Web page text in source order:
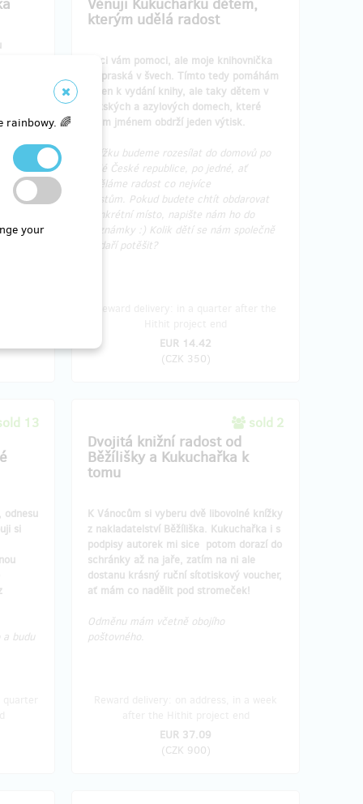
rainbowy. 🌈
your
a
kterým udělá radost
Chci vám pomoci, ale moje knihovnička
už praská v švech. Tímto tedy pomáhám
nejen k vydání knihy, ale taky dětem v
dětských a azylových domech, které
mým jménem obdrží jeden výtisk.
Knížku budeme rozesílat do domovů po
celé České republice, po jedné, ať
uděláme radost co nejvíce
místům. Pokud budete chtít obdarovat
konkrétní místo, napište nám ho do
poznámky :) Kolik dětí se nám společně
podaří potěšit?
EUR 14.42
(CZK 350)
13
odnesu
si
a budu
sold 2
Dvojitá knižní radost od
Běžílišky a Kukuchařka k
tomu
K Vánocům si vyberu dvě libovolné knížky
z nakladatelství Běžíliška. Kukuchařka i s
podpisy autorek mi sice potom dorazí do
schránky až na jaře, zatím na ni ale
dostanu krásný ruční sítotiskový voucher,
ať mám co nadělit pod stromeček!
Odměnu mám včetně obojího
poštovného.
EUR 37.09
(CZK 900)